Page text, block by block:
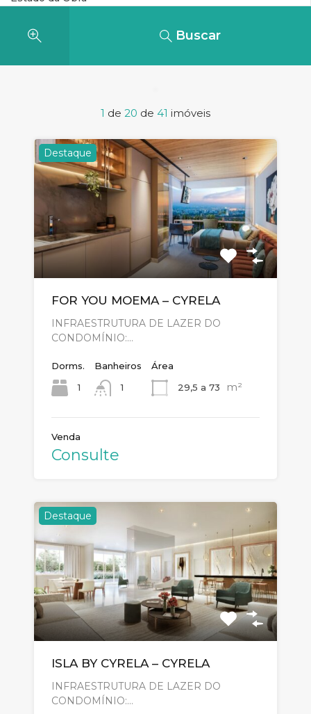
Buscar
1 de 20 de 41 imóveis
Destaque
FOR YOU MOEMA – CYRELA
INFRAESTRUTURA DE LAZER DO
CONDOMÍNIO:…
Dorms.
1
Banheiros
1
Área
29,5 a 73
m²
Venda
Consulte
Destaque
ISLA BY CYRELA – CYRELA
INFRAESTRUTURA DE LAZER DO
CONDOMÍNIO:…